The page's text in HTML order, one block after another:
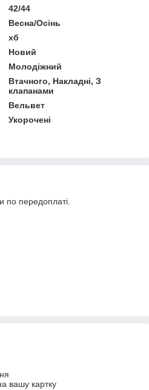
42/44
Весна/Осінь
хб
Новий
Молодіжний
Втачного, Накладні, З
клапанами
Вельвет
Укорочені
по передоплаті.
вашу картку